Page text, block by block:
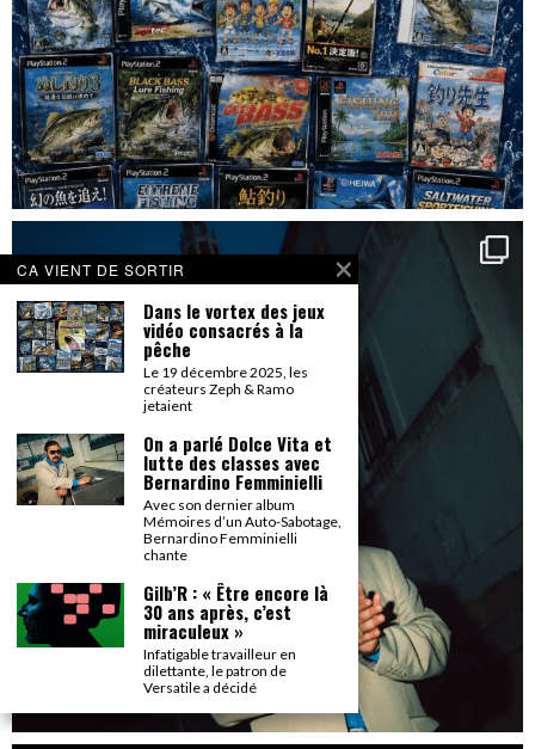
CA VIENT DE SORTIR
Dans le vortex des jeux
vidéo consacrés à la
pêche
Le 19 décembre 2025, les
créateurs Zeph & Ramo
jetaient
On a parlé Dolce Vita et
lutte des classes avec
Bernardino Femminielli
Avec son dernier album
Mémoires d’un Auto-Sabotage,
Bernardino Femminielli
chante
Gilb’R : « Être encore là
30 ans après, c’est
miraculeux »
Infatigable travailleur en
dilettante, le patron de
Versatile a décidé